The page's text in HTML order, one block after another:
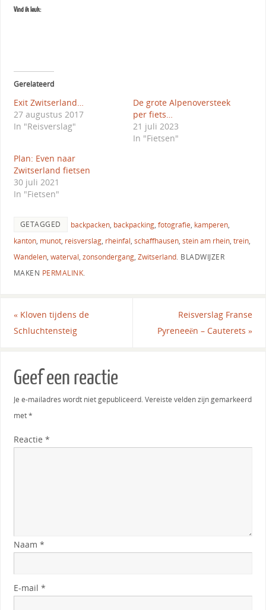
Vind ik leuk:
Gerelateerd
Exit Zwitserland…
27 augustus 2017
In "Reisverslag"
De grote Alpenoversteek
per fiets…
21 juli 2023
In "Fietsen"
Plan: Even naar
Zwitserland fietsen
30 juli 2021
In "Fietsen"
GETAGGED backpacken, backpacking, fotografie, kamperen,
kanton, munot, reisverslag, rheinfal, schaffhausen, stein am rhein, trein,
Wandelen, waterval, zonsondergang, Zwitserland. BLADWIJZER
MAKEN PERMALINK.
«Kloven tijdens de
Schluchtensteig
Reisverslag Franse
Pyreneeën – Cauterets»
Geef een reactie
Je e-mailadres wordt niet gepubliceerd. Vereiste velden zijn gemarkeerd
met*
Reactie *
Naam *
E-mail *